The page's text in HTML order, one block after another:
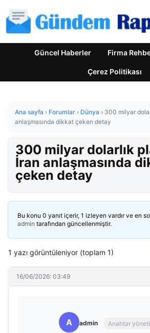
Güncel Haberler Firma
Çerez Politikası
Ana sayfa › Forumlar › Dünya › 300 milyar
anlaşmasında dikkat çeken detay
300 milyar dolarlık
İran anlaşmasında
çeken detay
Bu konu 0 yanıt içerir, 1 izleyen vardır ve en
admin tarafından güncellenmiştir.
1 yazı görüntüleniyor (toplam 1)
16/06/2026: 03:49
A admin Anahtar